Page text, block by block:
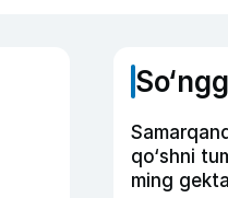
qo‘shni
ming